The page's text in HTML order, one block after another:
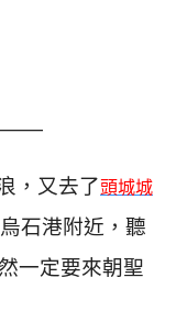
，又去了頭城城
石港附近，聽
一定要來朝聖